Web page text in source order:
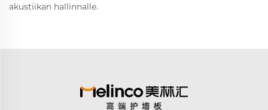
akustiikan hallinnalle.